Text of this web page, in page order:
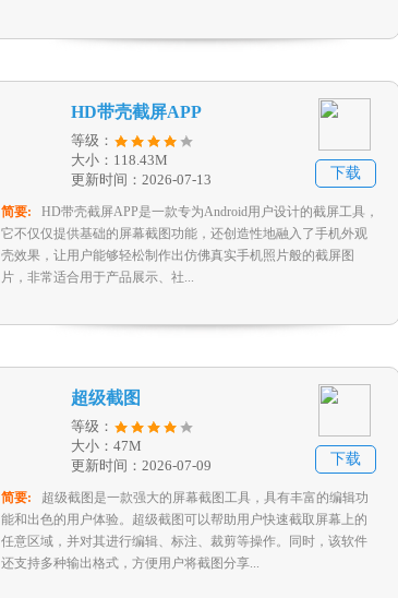
HD带壳截屏APP
等级：
大小：118.43M
更新时间：2026-07-13
下载
简要:
HD带壳截屏APP是一款专为Android用户设计的截屏工具，
它不仅仅提供基础的屏幕截图功能，还创造性地融入了手机外观
壳效果，让用户能够轻松制作出仿佛真实手机照片般的截屏图
片，非常适合用于产品展示、社...
超级截图
等级：
大小：47M
更新时间：2026-07-09
下载
简要:
超级截图是一款强大的屏幕截图工具，具有丰富的编辑功
能和出色的用户体验。超级截图可以帮助用户快速截取屏幕上的
任意区域，并对其进行编辑、标注、裁剪等操作。同时，该软件
还支持多种输出格式，方便用户将截图分享...